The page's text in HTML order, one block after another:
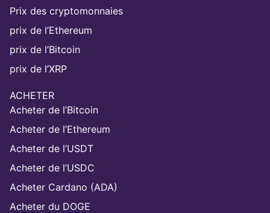
Prix des cryptomonnaies
prix de l’Ethereum
prix de l’Bitcoin
prix de l’XRP
ACHETER
Acheter de l’Bitcoin
Acheter de l’Ethereum
Acheter de l’USDT
Acheter de l’USDC
Acheter Cardano (ADA)
Acheter du DOGE